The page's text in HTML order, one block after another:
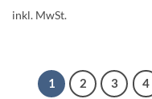
inkl. MwSt.
1 2 3 4